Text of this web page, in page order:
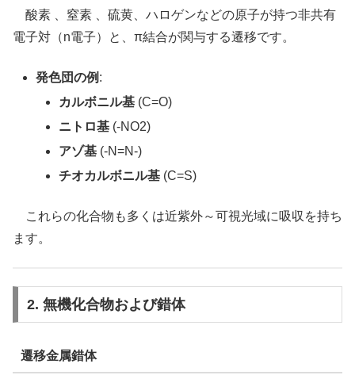
酸素 、窒素 、硫黄、ハロゲンなどの原子が持つ非共有
電子対（n電子）と、π結合が関与する遷移です。
発色団の例 :
カルボニル基 (C=O)
ニトロ基 (-NO2)
アゾ基 (-N=N-)
チオカルボニル基 (C=S)
これらの化合物も多くは近紫外～可視光域に吸収を持ち
ます。
2. 無機化合物および錯体
遷移金属錯体